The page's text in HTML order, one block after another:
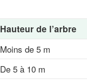
Hauteur de l’arbre
Moins de 5 m
De 5 à 10 m